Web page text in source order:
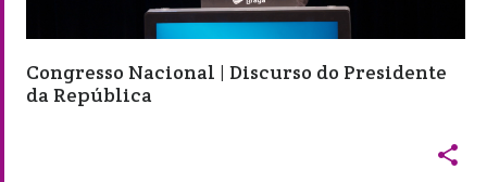
Congresso Nacional | Discurso do Presidente
da República
